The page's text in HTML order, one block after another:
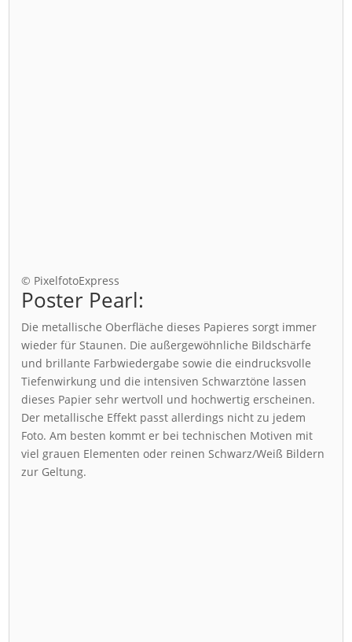
© PixelfotoExpress
Poster Pearl:
Die metallische Oberfläche dieses Papieres sorgt immer
wieder für Staunen. Die außergewöhnliche Bildschärfe
und brillante Farbwiedergabe sowie die eindrucksvolle
Tiefenwirkung und die intensiven Schwarztöne lassen
dieses Papier sehr wertvoll und hochwertig erscheinen.
Der metallische Effekt passt allerdings nicht zu jedem
Foto. Am besten kommt er bei technischen Motiven mit
viel grauen Elementen oder reinen Schwarz/Weiß Bildern
zur Geltung.